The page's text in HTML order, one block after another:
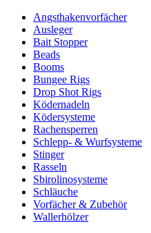
Angsthakenvorfächer
Ausleger
Bait Stopper
Beads
Booms
Bungee Rigs
Drop Shot Rigs
Ködernadeln
Ködersysteme
Rachensperren
Schlepp- & Wurfsysteme
Stinger
Rasseln
Sbirolinosysteme
Schläuche
Vorfächer & Zubehör
Wallerhölzer